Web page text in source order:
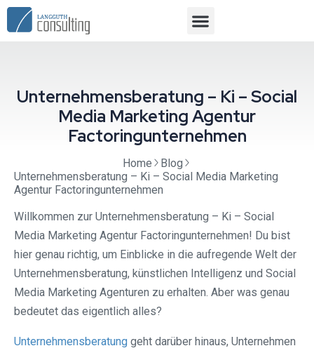
Unternehmensberatung – Ki – Social
Media Marketing Agentur
Factoringunternehmen
Home
Blog
Unternehmensberatung – Ki – Social Media Marketing
Agentur Factoringunternehmen
Willkommen zur Unternehmensberatung – Ki – Social
Media Marketing Agentur Factoringunternehmen! Du bist
hier genau richtig, um Einblicke in die aufregende Welt der
Unternehmensberatung, künstlichen Intelligenz und Social
Media Marketing Agenturen zu erhalten. Aber was genau
bedeutet das eigentlich alles?
Unternehmensberatung geht darüber hinaus, Unternehmen